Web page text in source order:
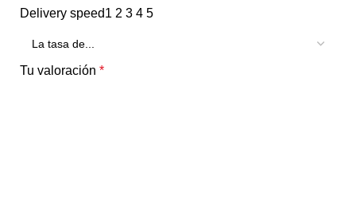
Delivery speed1 2 3 4 5
Tu valoración *